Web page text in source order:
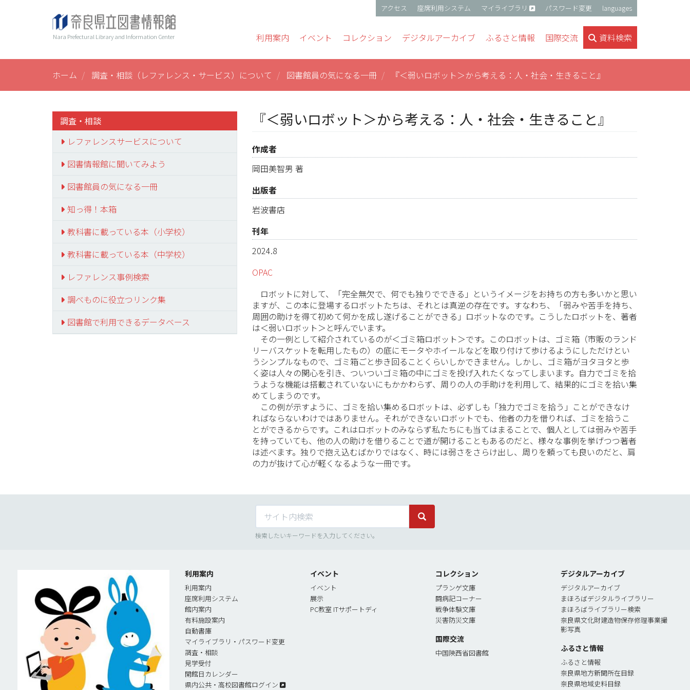
テ
Nara Prefectural Library and Information Center
ー
アクセス 座席利用システム マイライブラリ パスワード変更 languages
navigation利用案内 イベント コレクション デジタルアーカイブ ふるさと情報 国際交流 資料検索
ホーム 調査・相談（レファレンス・サービス）について 図書館員の気になる一冊 『＜弱いロボット＞から考える：人・社会・生きること』
調査・相談
レファレンスサービスについて
図書情報館に聞いてみよう
図書館員の気になる一冊
知っ得！本箱
教科書に載っている本（小学校）
教科書に載っている本（中学校）
レファレンス事例検索
調べものに役立つリンク集
図書館で利用できるデータベース
『＜弱いロボット＞から考える：人・社会・生きること』
作成者
岡田美智男 著
出版者
岩波書店
刊年
2024.8
OPAC
ロボットに対して、「完全無欠で、何でも独りでできる」というイメージをお持ちの方も多いかと思い
ますが、この本に登場するロボットたちは、それとは真逆の存在です。すなわち、「弱みや苦手を持ち、
周囲の助けを得て初めて何かを成し遂げることができる」ロボットなのです。こうしたロボットを、著者
は＜弱いロボット＞と呼んでいます。
その一例として紹介されているのが＜ゴミ箱ロボット＞です。このロボットは、ゴミ箱（市販のランド
リーバスケットを転用したもの）の底にモータやホイールなどを取り付けて歩けるようにしただけとい
うシンプルなもので、ゴミ箱ごと歩き回ることくらいしかできません。しかし、ゴミ箱がヨタヨタと歩
く姿は人々の関心を引き、ついついゴミ箱の中にゴミを投げ入れたくなってしまいます。自力でゴミを拾
うような機能は搭載されていないにもかかわらず、周りの人の手助けを利用して、結果的にゴミを拾い集
めてしまうのです。
この例が示すように、ゴミを拾い集めるロボットは、必ずしも「独力でゴミを拾う」ことができなけ
ればならないわけではありません。それができないロボットでも、他者の力を借りれば、ゴミを拾うこ
とができるからです。これはロボットのみならず私たちにも当てはまることで、個人としては弱みや苦手
を持っていても、他の人の助けを借りることで道が開けることもあるのだと、様々な事例を挙げつつ著者
は述べます。独りで抱え込むばかりではなく、時には弱さをさらけ出し、周りを頼っても良いのだと、肩
の力が抜けて心が軽くなるような一冊です。
サイト内検索 サイト内検索
検索したいキーワードを入力してください。
利用案内
利用案内
座席利用システム
館内案内
有料施設案内
自動書庫
マイライブラリ・パスワード変更
調査・相談
見学受付
開館日カレンダー
県内公共・高校図書館ログイン
イベント
イベント
展示
PC教室 ITサポートディ
コレクション
プランゲ文庫
闘病記コーナー
戦争体験文庫
災害防災文庫
国際交流
中国陝西省図書館
デジタルアーカイブ
デジタルアーカイブ
まほろばデジタルライブラリー
まほろばライブラリー検索
奈良県文化財建造物保存修理事業撮
影写真
ふるさと情報
ふるさと情報
奈良県地方新聞所在目録
奈良県地域史料目録